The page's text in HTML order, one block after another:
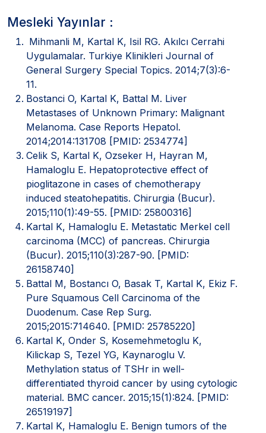
Mesleki Yayınlar :
Mihmanli M, Kartal K, Isil RG. Akılcı Cerrahi
Uygulamalar. Turkiye Klinikleri Journal of
General Surgery Special Topics. 2014;7(3):6-
11.
Bostanci O, Kartal K, Battal M. Liver
Metastases of Unknown Primary: Malignant
Melanoma. Case Reports Hepatol.
2014;2014:131708 [PMID: 2534774]
Celik S, Kartal K, Ozseker H, Hayran M,
Hamaloglu E. Hepatoprotective effect of
pioglitazone in cases of chemotherapy
induced steatohepatitis. Chirurgia (Bucur).
2015;110(1):49-55. [PMID: 25800316]
Kartal K, Hamaloglu E. Metastatic Merkel cell
carcinoma (MCC) of pancreas. Chirurgia
(Bucur). 2015;110(3):287-90. [PMID:
26158740]
Battal M, Bostancı O, Basak T, Kartal K, Ekiz F.
Pure Squamous Cell Carcinoma of the
Duodenum. Case Rep Surg.
2015;2015:714640. [PMID: 25785220]
Kartal K, Onder S, Kosemehmetoglu K,
Kilickap S, Tezel YG, Kaynaroglu V.
Methylation status of TSHr in well-
differentiated thyroid cancer by using cytologic
material. BMC cancer. 2015;15(1):824. [PMID:
26519197]
Kartal K, Hamaloglu E. Benign tumors of the